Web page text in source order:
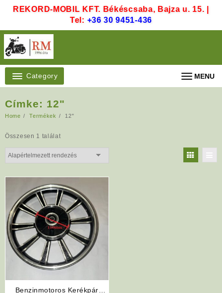
REKORD-MOBIL KFT. Békéscsaba, Bajza u. 15. |
Tel: +36 30 9451-436
Category MENU
Címke: 12"
Home Termékek 12"
Összesen 1 találat
Benzinmotoros Kerékpár